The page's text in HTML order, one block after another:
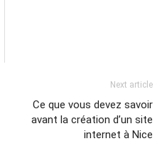
Next article
Ce que vous devez savoir
avant la création d’un site
internet à Nice